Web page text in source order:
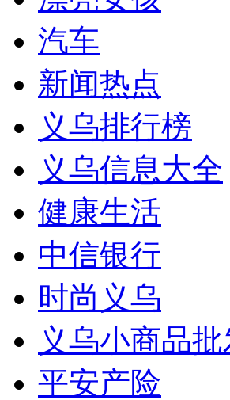
汽车
新闻热点
义乌排行榜
义乌信息大全
健康生活
中信银行
时尚义乌
义乌小商品
平安产险